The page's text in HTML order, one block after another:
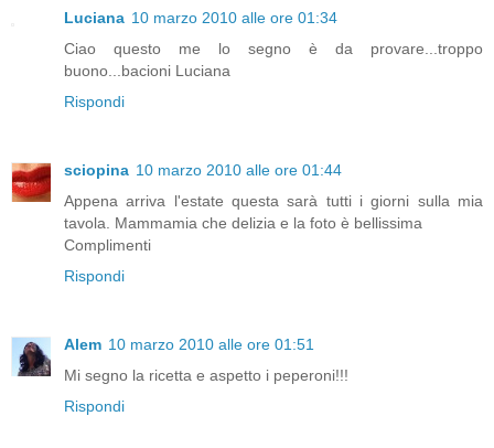
Luciana 10 marzo 2010 alle ore 01:34
Ciao questo me lo segno è da provare...troppo
buono...bacioni Luciana
Rispondi
sciopina 10 marzo 2010 alle ore 01:44
Appena arriva l'estate questa sarà tutti i giorni sulla mia
tavola. Mammamia che delizia e la foto è bellissima
Complimenti
Rispondi
Alem 10 marzo 2010 alle ore 01:51
Mi segno la ricetta e aspetto i peperoni!!!
Rispondi